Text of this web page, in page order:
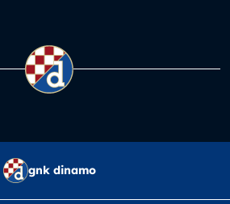
gnk dinamo